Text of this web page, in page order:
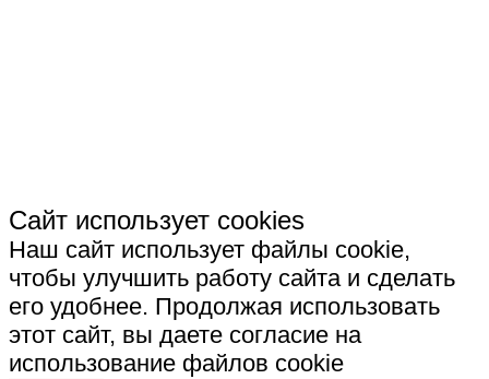
Сайт использует cookies
Наш сайт использует файлы cookie,
чтобы улучшить работу сайта и сделать
его удобнее. Продолжая использовать
этот сайт, вы даете согласие на
использование файлов cookie